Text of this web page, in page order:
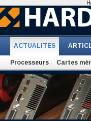
ACTUALITES
Processeurs Cartes